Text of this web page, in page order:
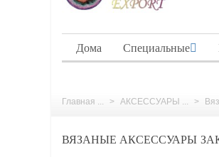
Дома Специальные
Главная ... > АКСЕССУАРЫ ... >
ВЯЗАНЫЕ АКСЕССУАРЫ